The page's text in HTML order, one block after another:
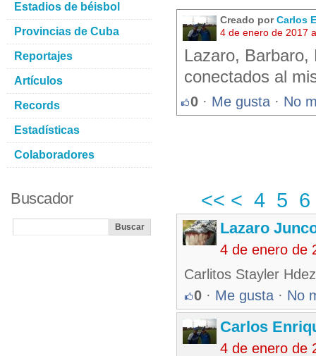
Creado porCarlos
4 de enero de 2017
Lazaro,
conectados al
0 · Me gusta · No
<< < 4 5 6
Lazaro
4 de enero de
Carlitos Stayler
0 · Me gusta · No
Carlos
4 de enero de
Estadios de béisbol
Provincias de Cuba
Reportajes
Artículos
Records
Estadísticas
Colaboradores
Buscador